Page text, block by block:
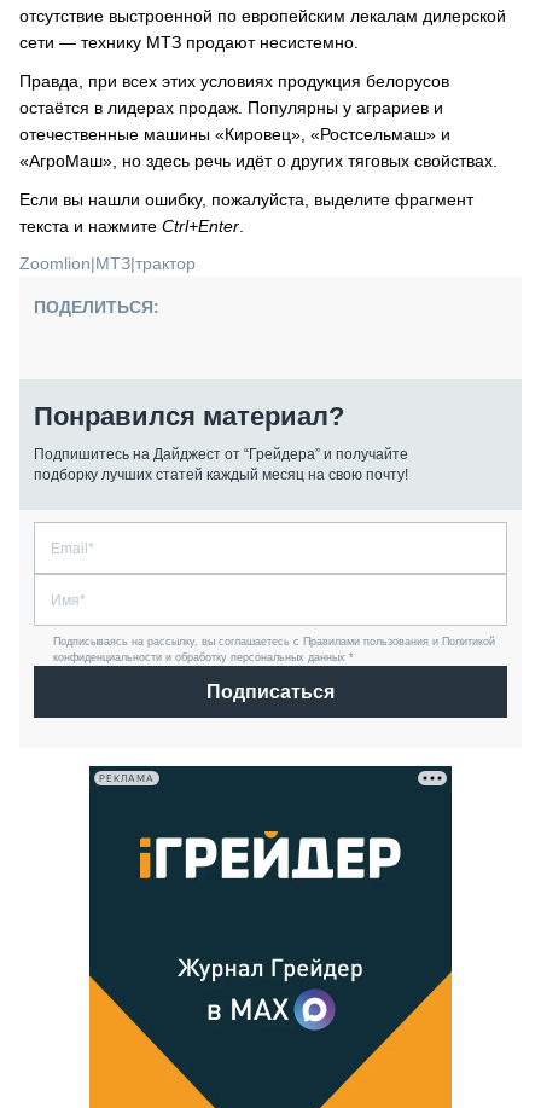
отсутствие выстроенной по европейским лекалам дилерской
сети — технику МТЗ продают несистемно.
Правда, при всех этих условиях продукция белорусов
остаётся в лидерах продаж. Популярны у аграриев и
отечественные машины «Кировец», «Ростсельмаш» и
«АгроМаш», но здесь речь идёт о других тяговых свойствах.
Если вы нашли ошибку, пожалуйста, выделите фрагмент
текста и нажмите Ctrl+Enter
Zoomlion|МТЗ|трактор
ПОДЕЛИТЬСЯ:
Понравился материал?
Подпишитесь на Дайджест от “Грейдера” и получайте
подборку лучших статей каждый месяц на свою почту!
Подписываясь на рассылку, вы соглашаетесь с Правилами пользования и Политикой
конфиденциальности и обработку персональных данных *
Подписаться
РЕКЛАМА